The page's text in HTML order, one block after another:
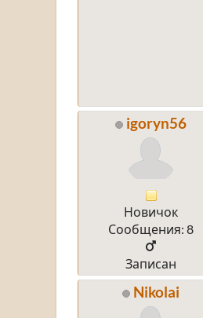
igoryn56
Новичок
Сообщения: 8
Записан
Nikolai